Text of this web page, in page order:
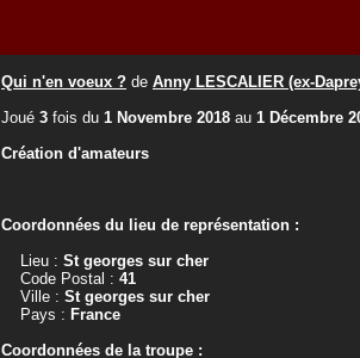
Qui n'en voeux ? de Anny LESCALIER (ex-
Joué 3 fois du 1 Novembre 2018 au 1 Décembre
Création d'amateurs
Coordonnées du lieu de représentation :
Lieu : St georges sur cher
Code Postal : 41
Ville : St georges sur cher
Pays : France
Coordonnées de la troupe :